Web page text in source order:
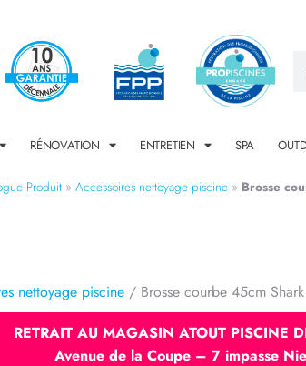
RÉNOVATION ENTRETIEN SPA
Produit » Accessoires nettoyage piscine » Brosse
nettoyage piscine / Brosse courbe 45cm Shark
RETRAIT AU MAGASIN ATOUT PISCINE
Avenue de la Coupe – 7 impasse